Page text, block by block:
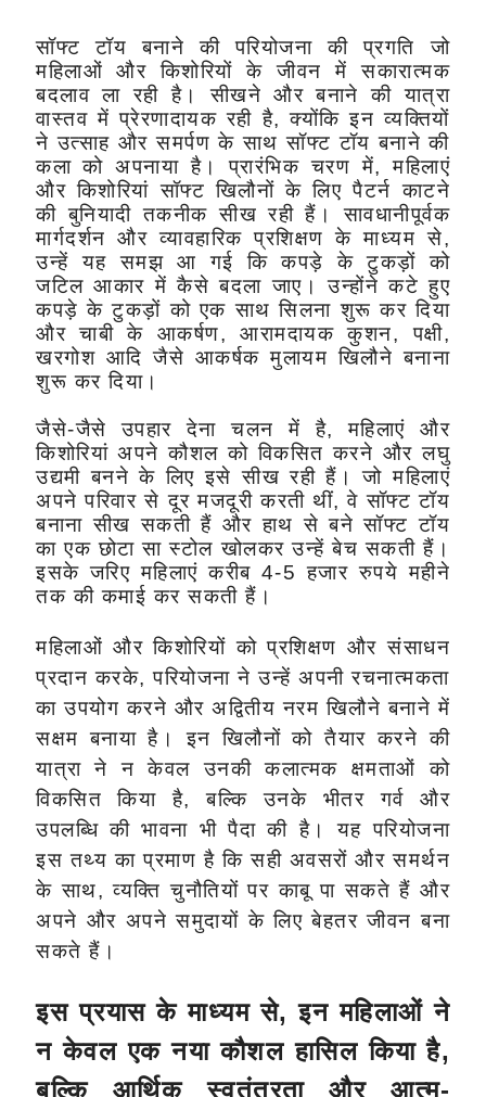
सॉफ्ट टॉय बनाने की परियोजना की प्रगति जो
महिलाओं और किशोरियों के जीवन में सकारात्मक
बदलाव ला रही है। सीखने और बनाने की यात्रा
वास्तव में प्रेरणादायक रही है, क्योंकि इन व्यक्तियों
ने उत्साह और समर्पण के साथ सॉफ्ट टॉय बनाने की
कला को अपनाया है। प्रारंभिक चरण में, महिलाएं
और किशोरियां सॉफ्ट खिलौनों के लिए पैटर्न काटने
की बुनियादी तकनीक सीख रही हैं। सावधानीपूर्वक
मार्गदर्शन और व्यावहारिक प्रशिक्षण के माध्यम से,
उन्हें यह समझ आ गई कि कपड़े के टुकड़ों को
जटिल आकार में कैसे बदला जाए। उन्होंने कटे हुए
कपड़े के टुकड़ों को एक साथ सिलना शुरू कर दिया
और चाबी के आकर्षण, आरामदायक कुशन, पक्षी,
खरगोश आदि जैसे आकर्षक मुलायम खिलौने बनाना
शुरू कर दिया।
जैसे-जैसे उपहार देना चलन में है, महिलाएं और
किशोरियां अपने कौशल को विकसित करने और लघु
उद्यमी बनने के लिए इसे सीख रही हैं। जो महिलाएं
अपने परिवार से दूर मजदूरी करती थीं, वे सॉफ्ट टॉय
बनाना सीख सकती हैं और हाथ से बने सॉफ्ट टॉय
का एक छोटा सा स्टोल खोलकर उन्हें बेच सकती हैं।
इसके जरिए महिलाएं करीब 4-5 हजार रुपये महीने
तक की कमाई कर सकती हैं।
महिलाओं और किशोरियों को प्रशिक्षण और संसाधन
प्रदान करके, परियोजना ने उन्हें अपनी रचनात्मकता
का उपयोग करने और अद्वितीय नरम खिलौने बनाने में
सक्षम बनाया है। इन खिलौनों को तैयार करने की
यात्रा ने न केवल उनकी कलात्मक क्षमताओं को
विकसित किया है, बल्कि उनके भीतर गर्व और
उपलब्धि की भावना भी पैदा की है। यह परियोजना
इस तथ्य का प्रमाण है कि सही अवसरों और समर्थन
के साथ, व्यक्ति चुनौतियों पर काबू पा सकते हैं और
अपने और अपने समुदायों के लिए बेहतर जीवन बना
सकते हैं।
इस प्रयास के माध्यम से, इन महिलाओं ने
न केवल एक नया कौशल हासिल किया है,
बल्कि आर्थिक स्वतंत्रता और आत्म-